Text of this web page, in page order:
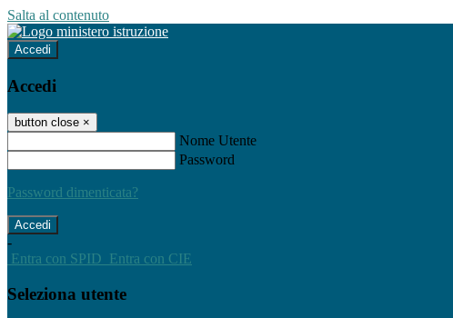
Salta al contenuto
Accedi
Accedi
button close ×
Nome Utente
Password
Password dimenticata?
-
Entra con SPID Entra con CIE
Seleziona utente